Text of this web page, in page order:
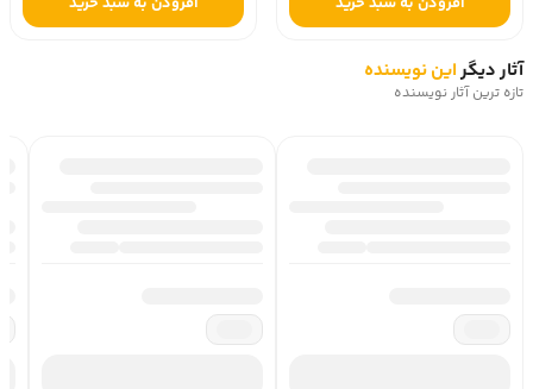
آثار دیگراین نویسنده
تازه ترین آثار نویسنده